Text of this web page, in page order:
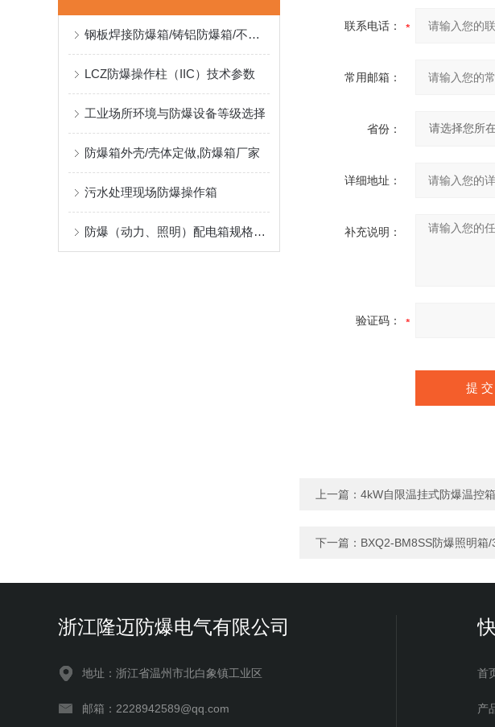
钢板焊接防爆箱/铸铝防爆箱/不锈钢防爆箱厂家
LCZ防爆操作柱（IIC）技术参数
工业场所环境与防爆设备等级选择
防爆箱外壳/壳体定做,防爆箱厂家
污水处理现场防爆操作箱
防爆（动力、照明）配电箱规格型号及采购策略
联系电话：
常用邮箱：
省份：
详细地址：
补充说明：
验证码：
上一篇： 4kW自限温挂式防爆温控箱
下一篇： BXQ2-BM8SS防爆照明箱
浙江隆迈防爆电气有限公司
地址：浙江省温州市北白象镇工业区
邮箱：2228942589@qq.com
首
产